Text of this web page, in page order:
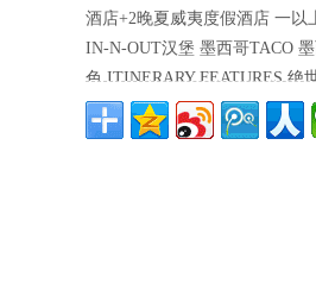
酒店+2晚夏威夷度假酒店 一
IN-N-OUT汉堡 墨西哥TACO
色 ITINERARY FEATURES
女神像- 自由女神游船 ★美国
哥异域风情的城市- 圣地亚哥